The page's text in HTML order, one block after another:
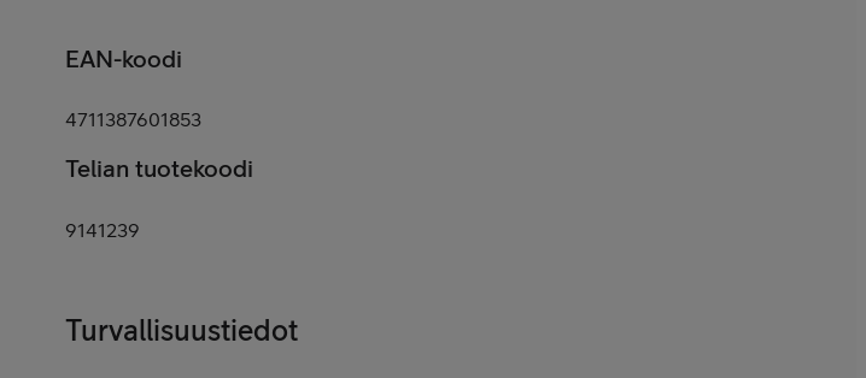
EAN-koodi
4711387601853
Telian tuotekoodi
9141239
Turvallisuustiedot